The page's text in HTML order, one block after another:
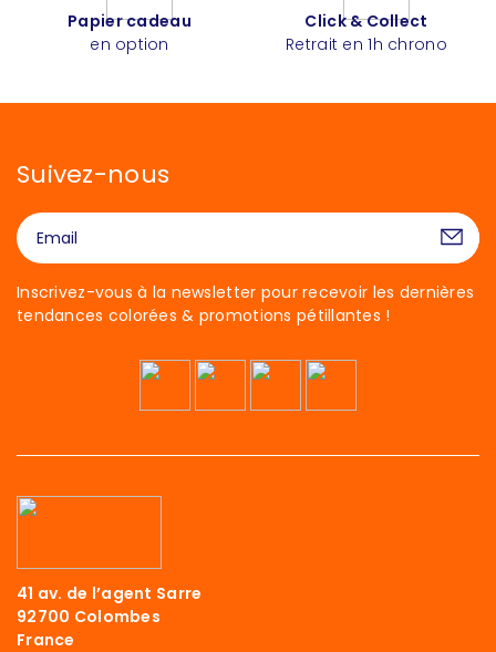
Papier cadeau
en option
Click & Collect
Retrait en 1h chrono
Suivez-nous
Inscrivez-vous à la newsletter pour recevoir les dernières
tendances colorées & promotions pétillantes !
41 av. de l’agent Sarre
92700 Colombes
France